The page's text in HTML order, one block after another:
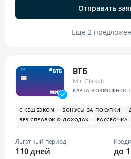
Отправить
Ещё 2
ВТБ
Mir Classic
КАРТА
С КЕШБЭКОМ БОНУСЫ ЗА ПОКУПКИ
БЕЗ СПРАВОК О ДОХОДАХ
РАССРОЧКА
MIRACCEPT
ДЛЯ САМОЗАНЯТЫХ
ПЛАТЕЖНЫЙ СТИКЕР
Льготный период
110 дней до